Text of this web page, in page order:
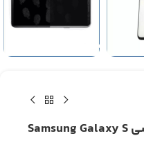
گلس نانو مدل Subway گوشی Samsung Galaxy S